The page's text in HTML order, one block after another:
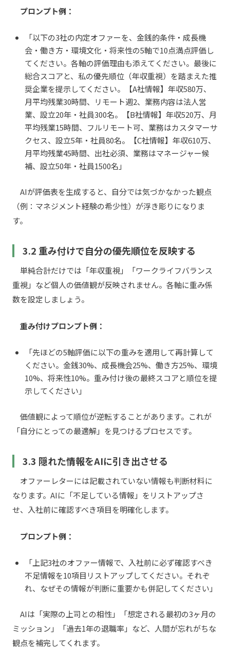
プロンプト例：
「以下の3社の内定オファーを、金銭的条件・成長機
会・働き方・環境文化・将来性の5軸で10点満点評価し
てください。各軸の評価理由も添えてください。最後に
総合スコアと、私の優先順位（年収重視）を踏まえた推
奨企業を提示してください。【A社情報】年収580万、
月平均残業30時間、リモート週2、業務内容は法人営
業、設立20年・社員300名。【B社情報】年収520万、月
平均残業15時間、フルリモート可、業務はカスタマーサ
クセス、設立5年・社員80名。【C社情報】年収610万、
月平均残業45時間、出社必須、業務はマネージャー候
補、設立50年・社員1500名」
AIが評価表を生成すると、自分では気づかなかった観点
（例：マネジメント経験の希少性）が浮き彫りになりま
す。
3.2 重み付けで自分の優先順位を反映する
単純合計だけでは「年収重視」「ワークライフバランス
重視」など個人の価値観が反映されません。各軸に重み係
数を設定しましょう。
重み付けプロンプト例：
「先ほどの5軸評価に以下の重みを適用して再計算して
ください。金銭30%、成長機会25%、働き方25%、環境
10%、将来性10%。重み付け後の最終スコアと順位を提
示してください」
価値観によって順位が逆転することがあります。これが
「自分にとっての最適解」を見つけるプロセスです。
3.3 隠れた情報をAIに引き出させる
オファーレターには記載されていない情報も判断材料に
なります。AIに「不足している情報」をリストアップさ
せ、入社前に確認すべき項目を明確化します。
プロンプト例：
「上記3社のオファー情報で、入社前に必ず確認すべき
不足情報を10項目リストアップしてください。それぞ
れ、なぜその情報が判断に重要かも併記してください」
AIは「実際の上司との相性」「想定される最初の3ヶ月の
ミッション」「過去1年の退職率」など、人間が忘れがちな
観点を補完してくれます。